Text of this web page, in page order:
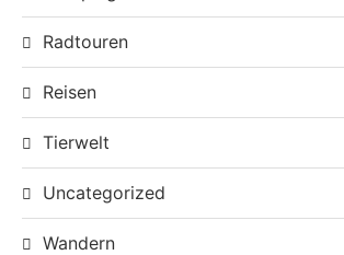
Radtouren
Reisen
Tierwelt
Uncategorized
Wandern